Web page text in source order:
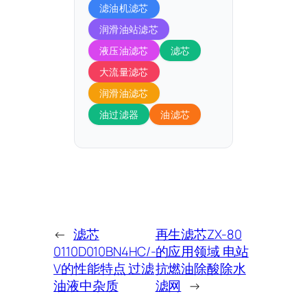
滤油机滤芯
润滑油站滤芯
液压油滤芯
滤芯
大流量滤芯
润滑油滤芯
油过滤器
油滤芯
← 滤芯
0110D010BN4HC/-
V的性能特点 过滤
油液中杂质
再生滤芯ZX-80
的应用领域 电站
抗燃油除酸除水
滤网 →